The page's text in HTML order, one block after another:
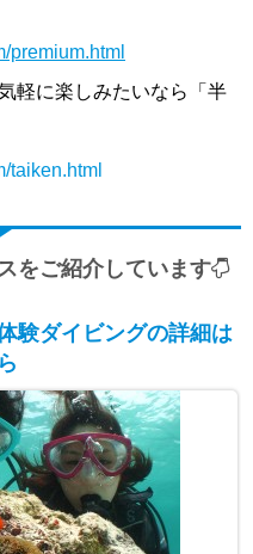
premium.html
軽に楽しみたいなら「半
taiken.html
をご紹介しています
験ダイビングの詳細は